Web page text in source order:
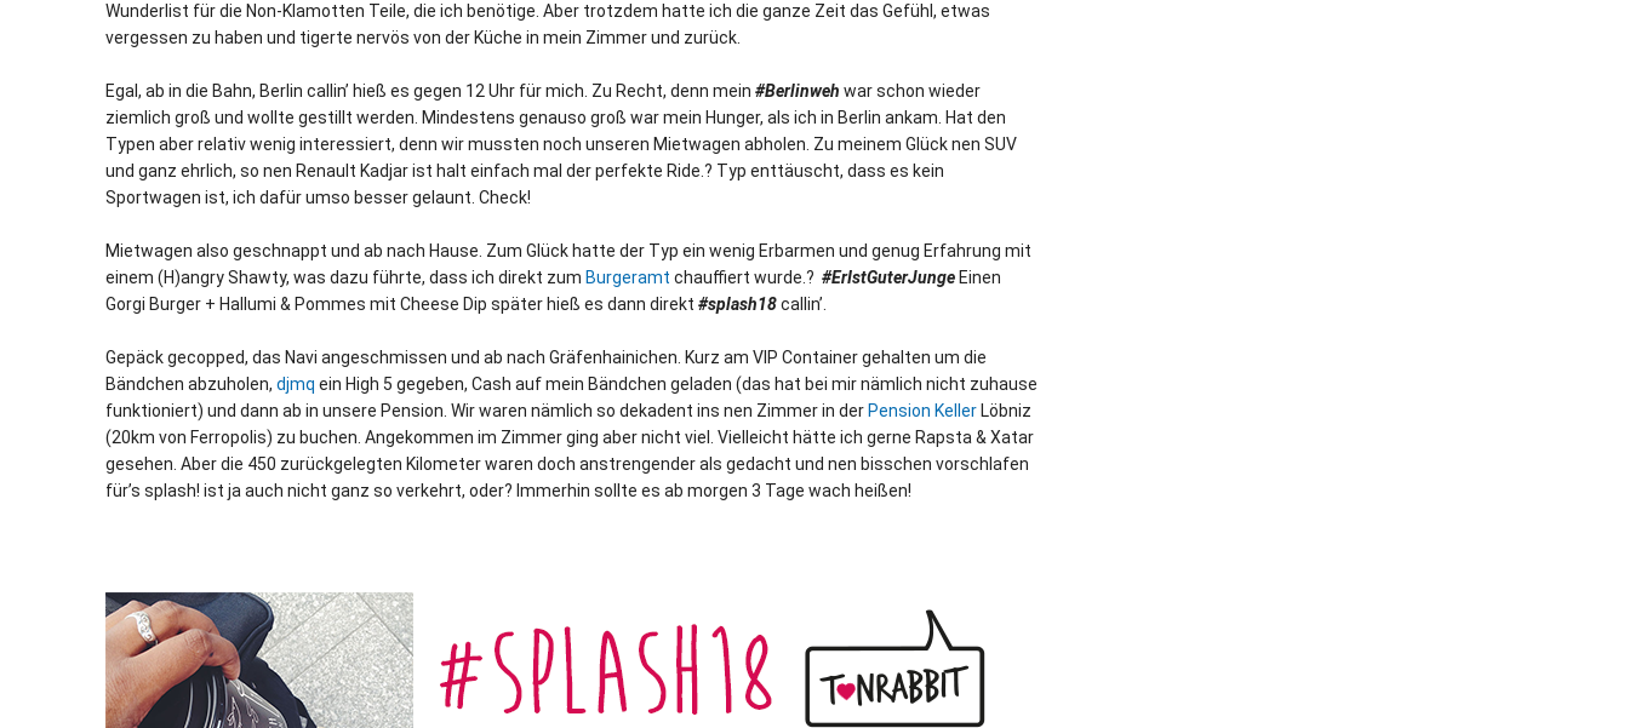
Wunderlist für die Non-Klamotten Teile, die ich benötige. Aber trotzdem hatte ich die ganze Zeit das Gefühl, etwas
vergessen zu haben und tigerte nervös von der Küche in mein Zimmer und zurück.
Egal, ab in die Bahn, Berlin callin’ hieß es gegen 12 Uhr für mich. Zu Recht, denn mein #Berlinweh war schon wieder
ziemlich groß und wollte gestillt werden. Mindestens genauso groß war mein Hunger, als ich in Berlin ankam. Hat den
Typen aber relativ wenig interessiert, denn wir mussten noch unseren Mietwagen abholen. Zu meinem Glück nen SUV
und ganz ehrlich, so nen Renault Kadjar ist halt einfach mal der perfekte Ride.? Typ enttäuscht, dass es kein
Sportwagen ist, ich dafür umso besser gelaunt. Check!
Mietwagen also geschnappt und ab nach Hause. Zum Glück hatte der Typ ein wenig Erbarmen und genug Erfahrung mit
einem (H)angry Shawty, was dazu führte, dass ich direkt zum Burgeramt chauffiert wurde.? #ErIstGuterJunge Einen
Gorgi Burger + Hallumi & Pommes mit Cheese Dip später hieß es dann direkt #splash18callin’.
Gepäck gecopped, das Navi angeschmissen und ab nach Gräfenhainichen. Kurz am VIP Container gehalten um die
Bändchen abzuholen, djmq ein High 5 gegeben, Cash auf mein Bändchen geladen (das hat bei mir nämlich nicht zuhause
funktioniert) und dann ab in unsere Pension. Wir waren nämlich so dekadent ins nen Zimmer in der Pension Keller Löbniz
(20km von Ferropolis) zu buchen. Angekommen im Zimmer ging aber nicht viel. Vielleicht hätte ich gerne Rapsta & Xatar
gesehen. Aber die 450 zurückgelegten Kilometer waren doch anstrengender als gedacht und nen bisschen vorschlafen
für’s splash! ist ja auch nicht ganz so verkehrt, oder? Immerhin sollte es ab morgen 3 Tage wach heißen!